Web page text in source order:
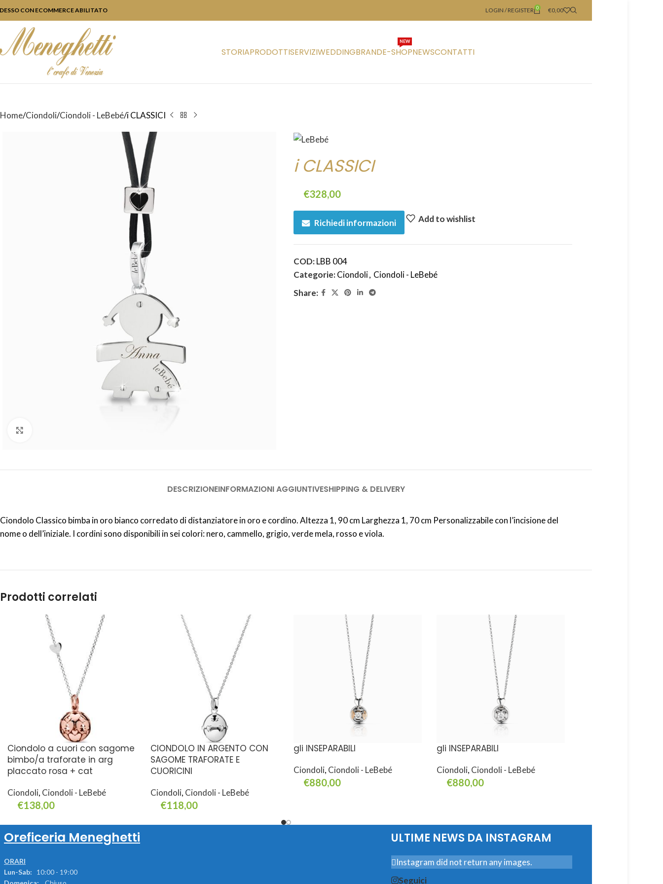
CON ECOMMERCE ABILITATO LOGIN / REGISTER 0 €0,00
STORIAPRODOTTISERVIZIWEDDINGBRANDE-SHOP
NEW
NEWSCONTATTI
Home Ciondoli Ciondoli - LeBebé i CLASSICI
i CLASSICI
€328,00
Richiedi informazioni Add to wishlist
COD:LBB 004
Categorie:Ciondoli, Ciondoli - LeBebé
Share:
DESCRIZIONEINFORMAZIONI AGGIUNTIVESHIPPING & DELIVERY
Ciondolo Classico bimba in oro bianco corredato di distanziatore in oro e cordino. Altezza 1, 90 cm Larghezza 1, 70 cm Personalizzabile con l’incisione del
nome o dell’iniziale. I cordini sono disponibili in sei colori: nero, cammello, grigio, verde mela, rosso e viola.
Prodotti correlati
Ciondolo a cuori con sagome
bimbo/a traforate in arg
placcato rosa + cat
Ciondoli, Ciondoli - LeBebé
€138,00
CIONDOLO IN ARGENTO CON
SAGOME TRAFORATE E
CUORICINI
Ciondoli, Ciondoli - LeBebé
€118,00
gli INSEPARABILI
Ciondoli, Ciondoli - LeBebé
€880,00
gli INSEPARABILI
Ciondoli, Ciondoli - LeBebé
€880,00
Oreficeria Meneghetti
ORARI
Lun-Sab: 10:00 - 19:00
ULTIME NEWS DA INSTAGRAM
Instagram did not return any images.
Seguici